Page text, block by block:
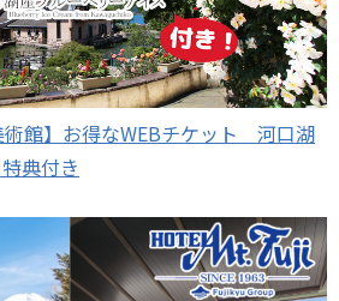
術館】お得なWEBチケット 河口湖
典付き